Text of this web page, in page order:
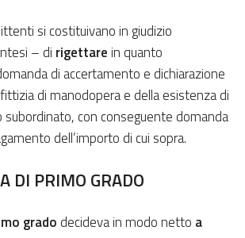
si costituivano in giudizio
– di rigettarein quanto
di accertamento e dichiarazione
di manodopera e della esistenza di
subordinato, con conseguente domanda
dell’importo di cui sopra.
DI PRIMO GRADO
grado decideva in modo netto a